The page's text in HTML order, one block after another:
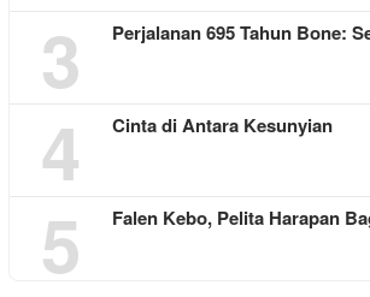
3 Perjalanan 695 Tahun Bone:
4 Cinta di Antara Kesunyian
5 Falen Kebo, Pelita Harapan